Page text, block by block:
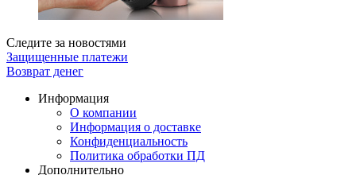
Следите за новостями
Защищенные платежи
Возврат денег
Информация
О компании
Информация о доставке
Конфиденциальность
Политика обработки ПД
Дополнительно